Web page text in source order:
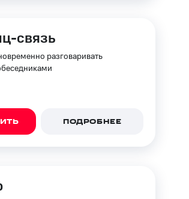
связь
разговаривать
ПОДРОБНЕЕ